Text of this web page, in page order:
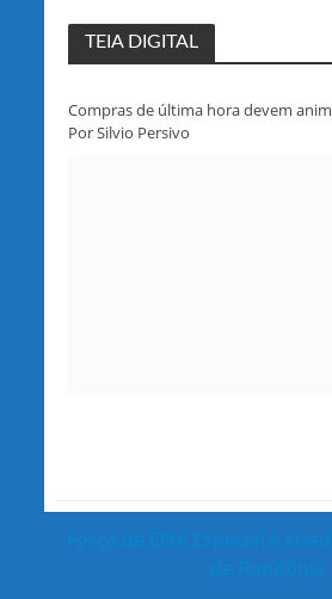
TEIA DIGITAL
Compras de última hora devem
Por Silvio Persivo
Força de Elite Especial é
de Rondônia